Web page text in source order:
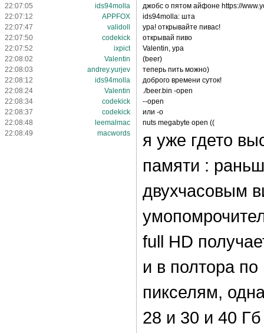
22:07:05
ids94molla
джобс о пятом айфоне https://
22:07:12
APPFOX
ids94molla: шта
22:07:47
validoll
ура! открывайте пивас!
22:07:50
codekick
открывай пиво
22:07:52
ixpict
Valentin, ура
22:08:02
Valentin
(beer)
22:08:03
andrey.yurjev
теперь пить можно)
22:08:12
ids94molla
доброго времени суток!
22:08:24
Valentin
./beer.bin -open
22:08:34
codekick
--open
22:08:37
codekick
или -o
22:08:48
leemalmac
nuts megabyte open ((
22:08:49
macwords
я уже гдето
памяти :
двухчасовым
full HD
и в полтора по
пикселям,
28 и 30 и 40